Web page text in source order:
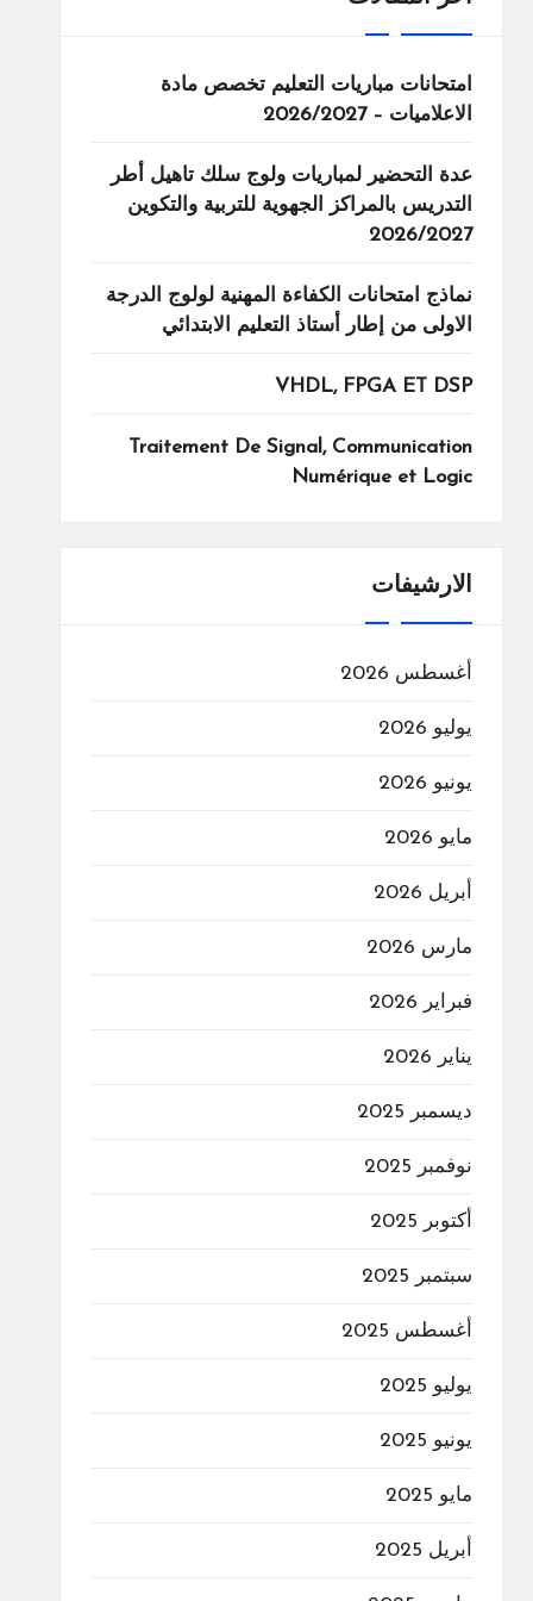
امتحانات مباريات التعليم تخصص مادة
الاعلاميات – 2026/2027
عدة التحضير لمباريات ولوج سلك تاهيل أطر
التدريس بالمراكز الجهوية للتربية والتكوين
2026/2027
نماذج امتحانات الكفاءة المهنية لولوج الدرجة
الاولى من إطار أستاذ التعليم الابتدائي
VHDL, FPGA ET DSP
Traitement De Signal, Communication
Numérique et Logic
الارشيفات
أغسطس 2026
يوليو 2026
يونيو 2026
مايو 2026
أبريل 2026
مارس 2026
فبراير 2026
يناير 2026
ديسمبر 2025
نوفمبر 2025
أكتوبر 2025
سبتمبر 2025
أغسطس 2025
يوليو 2025
يونيو 2025
مايو 2025
أبريل 2025